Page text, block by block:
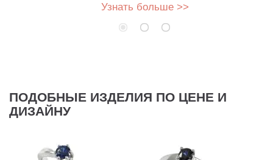
Узнать больше >>
ПОДОБНЫЕ ИЗДЕЛИЯ ПО ЦЕНЕ И
ДИЗАЙНУ